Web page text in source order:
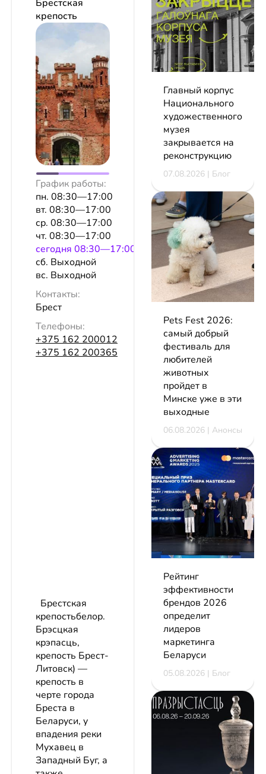
Брестская
крепость
График работы:
пн. 08:30—17:00
вт. 08:30—17:00
ср. 08:30—17:00
чт. 08:30—17:00
сeгодня 08:30—17:00
сб. Выходной
вс. Выходной
Контакты:
Брест
Телефоны:
+375 162 200012
+375 162 200365
Брестская
крепостьбелор.
Брэсцкая
крэпасць,
крепость Брест-
Литовск) —
крепость в
черте города
Бреста в
Беларуси, у
впадения реки
Мухавец в
Западный Буг, а
Главный корпус
Национального
художественного
музея
закрывается на
реконструкцию
07.08.2026 | Блог
Pets Fest 2026:
самый добрый
фестиваль для
любителей
животных
пройдет в
Минске уже в эти
выходные
06.08.2026 | Анонсы
Рейтинг
эффективности
брендов 2026
определит
лидеров
маркетинга
Беларуси
05.08.2026 | Блог